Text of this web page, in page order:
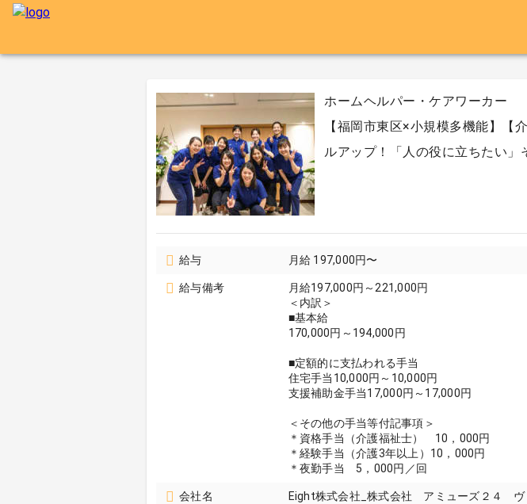
ホームヘルパー・ケアワーカー
【福岡市東区×小規模多機能】【
ルアップ！「人の役に立ちたい
給与 月給 197,000円〜
給与備考
月給197,000円～221,000円
＜内訳＞
■基本給
170,000円～194,000円
■定額的に支払われる手当
住宅手当10,000円～10,000円
支援補助金手当17,000円～17,000円
＜その他の手当等付記事項＞
＊資格手当（介護福祉士） 10，000円
＊経験手当（介護3年以上）10，000円
＊夜勤手当 5，000円／回
会社名 Eight株式会社_株式会社 アミューズ２４ ヴ